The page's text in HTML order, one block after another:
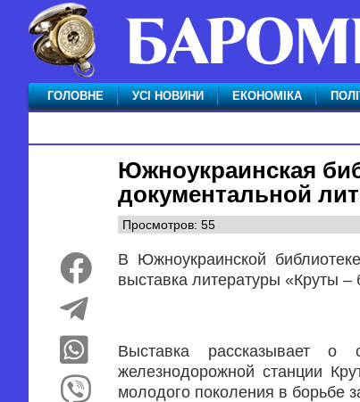
ГОЛОВНЕ УСІ НОВИНИ ЕКОНОМІКА
Южноукраинская
документальной
Просмотров: 55
В Южноукраинской
выставка литературы «Круты –
Выставка рассказывает
железнодорожной станции
молодого поколения в борьбе